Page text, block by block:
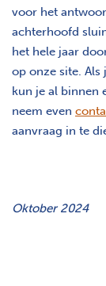
voor het
achterhoofd
het hele jaar
op onze site.
kun je al binnen
neem even
aanvraag in te
Oktober 2024